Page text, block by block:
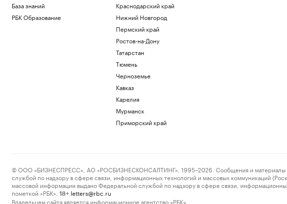
База знаний
РБК Образование
Краснодарский край
Нижний Новгород
Пермский край
Ростов-на-Дону
Татарстан
Тюмень
Черноземье
Кавказ
Карелия
Мурманск
Приморский край
© ООО «БИЗНЕСПРЕСС», АО «РОСБИЗНЕСКОНСАЛТИНГ», 1995–2026. Сообщения и материалы
службой по надзору в сфере связи, информационных технологий и массовых коммуникаций
массовой информации выдано Федеральной службой по надзору в сфере связи,
пометкой «РБК».
18+ letters@rbc.ru
Владельцем сайта является информационное агентство «РБК».